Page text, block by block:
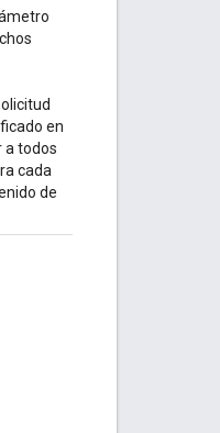
en
a todos
cada
de